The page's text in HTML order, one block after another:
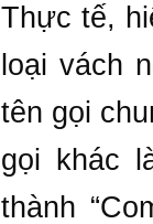
Thực tế,
loại vách
tên gọi
gọi khác
thành